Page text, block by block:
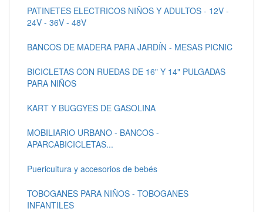
PATINETES ELECTRICOS NIÑOS Y ADULTOS - 12V -
24V - 36V - 48V
BANCOS DE MADERA PARA JARDÍN - MESAS PICNIC
BICICLETAS CON RUEDAS DE 16" Y 14" PULGADAS
PARA NIÑOS
KART Y BUGGYES DE GASOLINA
MOBILIARIO URBANO - BANCOS -
APARCABICICLETAS...
Puericultura y accesorios de bebés
TOBOGANES PARA NIÑOS - TOBOGANES
INFANTILES